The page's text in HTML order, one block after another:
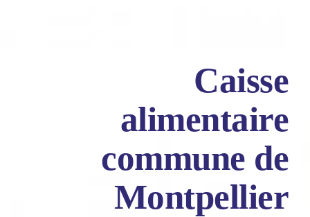
Caisse
alimentaire
commune de
Montpellier